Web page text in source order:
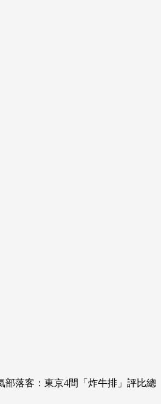
部落客：東京4間「炸牛排」評比總